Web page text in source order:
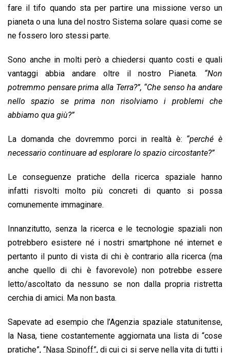
o
o
k
A
p
p
d
I
n
d
s
i
n
fare il tifo quando sta per partire una missione verso un
pianeta o una luna del nostro Sistema solare quasi come se
ne fossero loro stessi parte.
Sono anche in molti però a chiedersi quanto costi e quali
vantaggi abbia andare oltre il nostro Pianeta. “Non
potremmo pensare prima alla Terra?”, “Che senso ha andare
nello spazio se prima non risolviamo i problemi che
abbiamo qua giù?”
La domanda che dovremmo porci in realtà è: “perché è
necessario continuare ad esplorare lo spazio circostante?”
Le conseguenze pratiche della ricerca spaziale hanno
infatti risvolti molto più concreti di quanto si possa
comunemente immaginare.
Innanzitutto, senza la ricerca e le tecnologie spaziali non
potrebbero esistere né i nostri smartphone né internet e
pertanto il punto di vista di chi è contrario alla ricerca (ma
anche quello di chi è favorevole) non potrebbe essere
letto/ascoltato da nessuno se non dalla propria ristretta
cerchia di amici. Ma non basta.
Sapevate ad esempio che l’Agenzia spaziale statunitense,
la Nasa, tiene costantemente aggiornata una lista di “cose
pratiche”,“Nasa Spinoff”, di cui ci si serve nella vita di tutti i